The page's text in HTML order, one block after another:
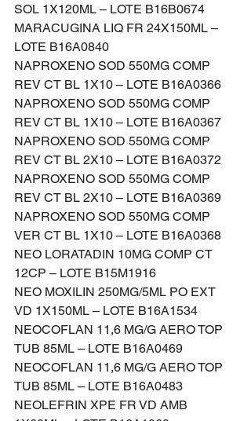
SOL 1X120ML – LOTE B16B0674
MARACUGINA LIQ FR 24X150ML –
LOTE B16A0840
NAPROXENO SOD 550MG COMP
REV CT BL 1X10 – LOTE B16A0366
NAPROXENO SOD 550MG COMP
REV CT BL 1X10 – LOTE B16A0367
NAPROXENO SOD 550MG COMP
REV CT BL 2X10 – LOTE B16A0372
NAPROXENO SOD 550MG COMP
REV CT BL 2X10 – LOTE B16A0369
NAPROXENO SOD 550MG COMP
VER CT BL 1X10 – LOTE B16A0368
NEO LORATADIN 10MG COMP CT
12CP – LOTE B15M1916
NEO MOXILIN 250MG/5ML PO EXT
VD 1X150ML – LOTE B16A1534
NEOCOFLAN 11,6 MG/G AERO TOP
TUB 85ML – LOTE B16A0469
NEOCOFLAN 11,6 MG/G AERO TOP
TUB 85ML – LOTE B16A0483
NEOLEFRIN XPE FR VD AMB